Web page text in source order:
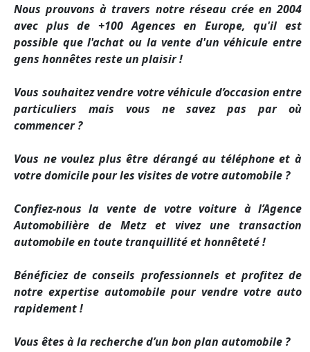
Nous prouvons à travers notre réseau crée en 2004
avec plus de +100 Agences en Europe, qu'il est
possible que l'achat ou la vente d'un véhicule entre
gens honnêtes reste un plaisir !
Vous souhaitez vendre votre véhicule d’occasion entre
particuliers mais vous ne savez pas par où
commencer ?
Vous ne voulez plus être dérangé au téléphone et à
votre domicile pour les visites de votre automobile ?
Confiez-nous la vente de votre voiture à l’Agence
Automobilière de Metz et vivez une transaction
automobile en toute tranquillité et honnêteté !
Bénéficiez de conseils professionnels et profitez de
notre expertise automobile pour vendre votre auto
rapidement !
Vous êtes à la recherche d’un bon plan automobile ?